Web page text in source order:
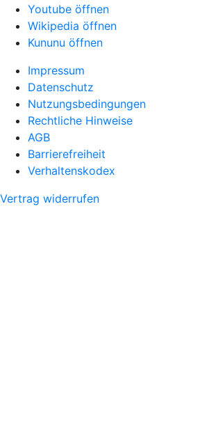
Youtube öffnen
Wikipedia öffnen
Kununu öffnen
Impressum
Datenschutz
Nutzungsbedingungen
Rechtliche Hinweise
AGB
Barrierefreiheit
Verhaltenskodex
Vertrag widerrufen